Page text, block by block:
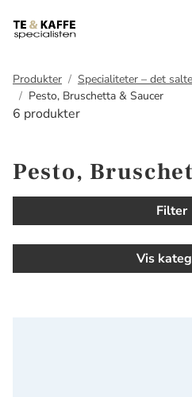
Produkter
Specialiteter – det
Pesto, Bruschetta & Saucer
6 produkter
Pesto,
Filter
Vis